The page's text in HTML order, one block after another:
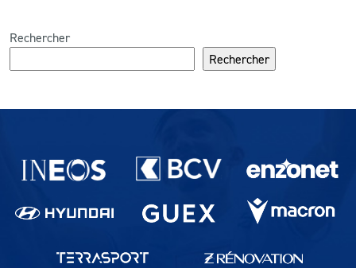
Rechercher
Rechercher
Partenaires du lausanne-Sport